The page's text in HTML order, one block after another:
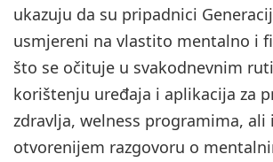
ukazuju da su pripadnici
usmjereni na vlastito mentalno i
što se očituje u svakodnevnim
korištenju uređaja i aplikacija za
zdravlja, welness programima, ali
otvorenijem razgovoru o